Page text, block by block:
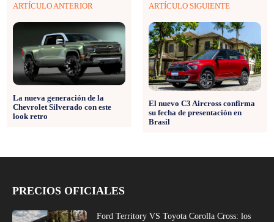
ARTÍCULO ANTERIOR
La nueva generación de la
Chevrolet Silverado con este
look retro
ARTÍCULO SIGUIENTE
El nuevo C3 Aircross confirma
su fecha de presentación en
Brasil
PRECIOS OFICIALES
Ford Territory VS Toyota Corolla Cross: los